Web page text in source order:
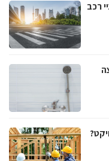
רכב